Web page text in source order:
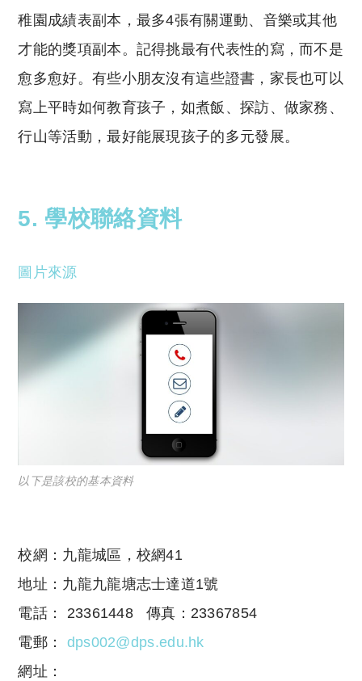
稚園成績表副本，最多4張有關運動、音樂或其他
才能的獎項副本。記得挑最有代表性的寫，而不是
愈多愈好。有些小朋友沒有這些證書，家長也可以
寫上平時如何教育孩子，如煮飯、探訪、做家務、
行山等活動，最好能展現孩子的多元發展。
5. 學校聯絡資料
圖片來源
以下是該校的基本資料
校網：九龍城區，校網41
地址：九龍九龍塘志士達道1號
電話： 23361448 傳真：23367854
電郵： dps002@dps.edu.hk
網址：